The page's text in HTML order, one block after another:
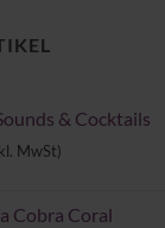
& Cocktails
MwSt)
Cobra Coral